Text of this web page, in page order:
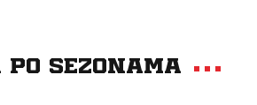
sezonama